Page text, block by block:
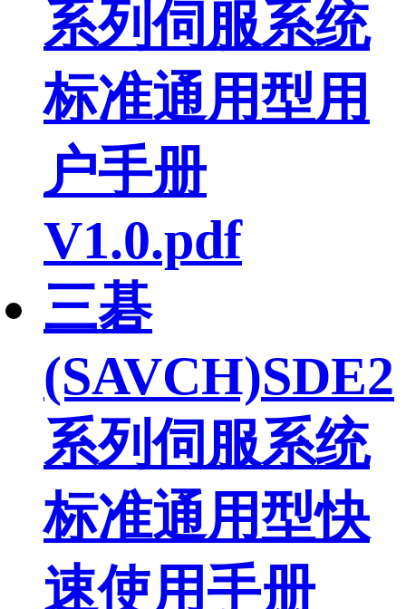
系列伺服系统
标准通用型用
户手册
V1.0.pdf
三碁
(SAVCH)SDE2
系列伺服系统
标准通用型快
速使用手册